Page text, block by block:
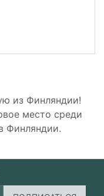
из Финляндии!
место среди
Финляндии.